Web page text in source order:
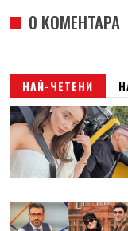
0 КОМЕНТАРА
НАЙ-ЧЕТЕНИ